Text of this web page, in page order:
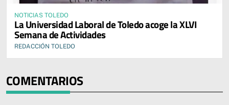
NOTICIAS TOLEDO
La Universidad Laboral de Toledo acoge la XLVI
Semana de Actividades
REDACCIÓN TOLEDO
COMENTARIOS